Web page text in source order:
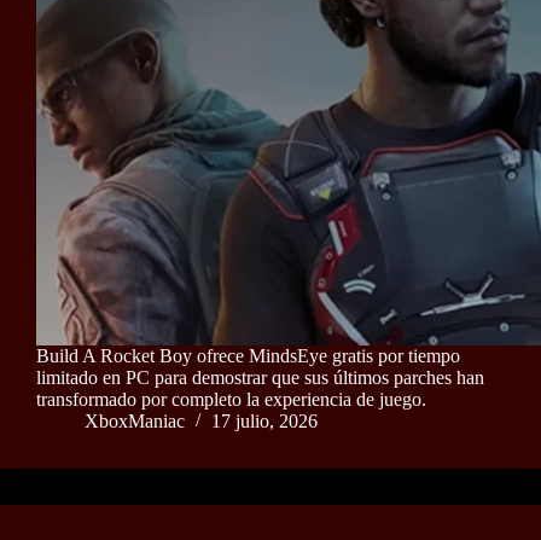
Build A Rocket Boy ofrece MindsEye gratis por tiempo
limitado en PC para demostrar que sus últimos parches han
transformado por completo la experiencia de juego.
XboxManiac
17 julio, 2026